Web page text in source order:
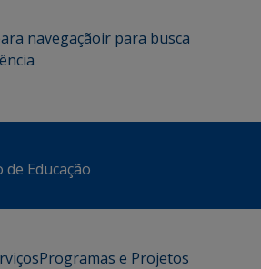
navegaçãoir para busca
Educação
Programas e Projetos